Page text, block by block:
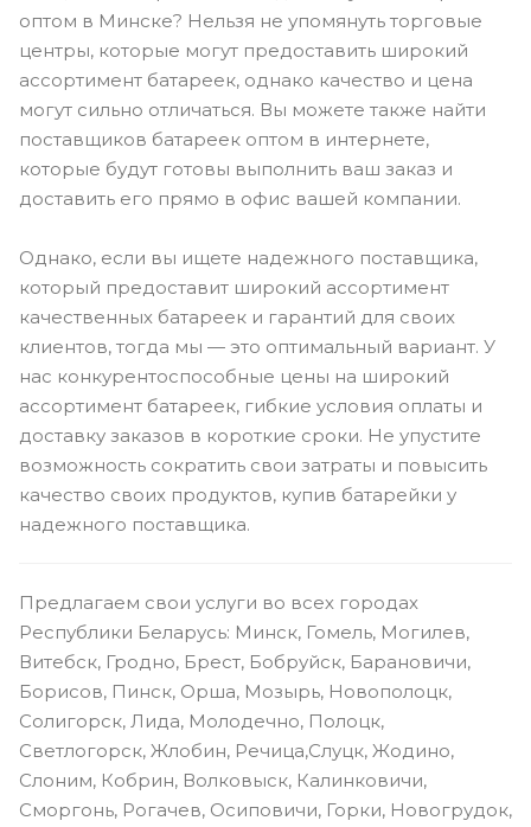
оптом в Минске? Нельзя не упомянуть торговые
центры, которые могут предоставить широкий
ассортимент батареек, однако качество и цена
могут сильно отличаться. Вы можете также найти
поставщиков батареек оптом в интернете,
которые будут готовы выполнить ваш заказ и
доставить его прямо в офис вашей компании.
Однако, если вы ищете надежного поставщика,
который предоставит широкий ассортимент
качественных батареек и гарантий для своих
клиентов, тогда мы — это оптимальный вариант. У
нас конкурентоспособные цены на широкий
ассортимент батареек, гибкие условия оплаты и
доставку заказов в короткие сроки. Не упустите
возможность сократить свои затраты и повысить
качество своих продуктов, купив батарейки у
надежного поставщика.
Предлагаем свои услуги во всех городах
Республики Беларусь: Минск, Гомель, Могилев,
Витебск, Гродно, Брест, Бобруйск, Барановичи,
Борисов, Пинск, Орша, Мозырь, Новополоцк,
Солигорск, Лида, Молодечно, Полоцк,
Светлогорск, Жлобин, Речица,Слуцк, Жодино,
Слоним, Кобрин, Волковыск, Калинковичи,
Сморгонь, Рогачев, Осиповичи, Горки, Новогрудок,